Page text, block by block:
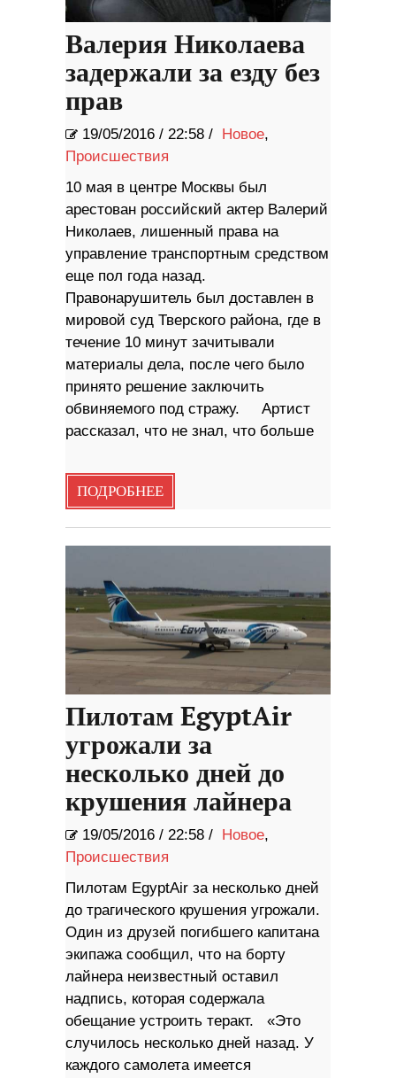
Валерия Николаева
задержали за езду без
прав
19/05/2016 / 22:58 / Новое,
Происшествия
10 мая в центре Москвы был
арестован российский актер Валерий
Николаев, лишенный права на
управление транспортным средством
еще пол года назад.
Правонарушитель был доставлен в
мировой суд Тверского района, где в
течение 10 минут зачитывали
материалы дела, после чего было
принято решение заключить
обвиняемого под стражу. Артист
рассказал, что не знал, что больше
ПОДРОБНЕЕ
Пилотам EgyptAir
угрожали за
несколько дней до
крушения лайнера
19/05/2016 / 22:58 / Новое,
Происшествия
Пилотам EgyptAir за несколько дней
до трагического крушения угрожали.
Один из друзей погибшего капитана
экипажа сообщил, что на борту
лайнера неизвестный оставил
надпись, которая содержала
обещание устроить теракт. «Это
случилось несколько дней назад. У
каждого самолета имеется